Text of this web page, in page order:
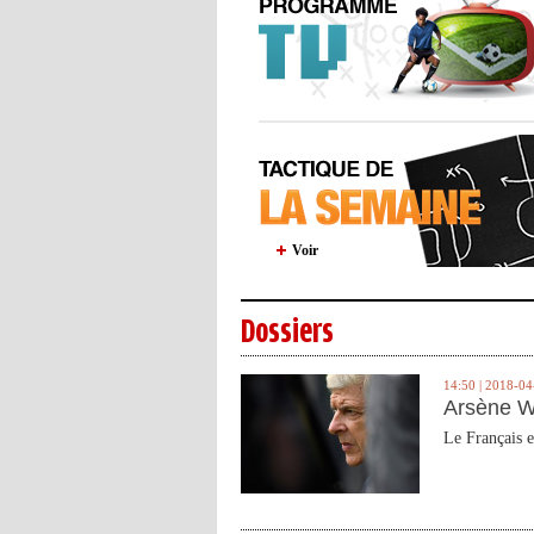
Voir
Dossiers
14:50 | 2018-
Arsène
Le Français